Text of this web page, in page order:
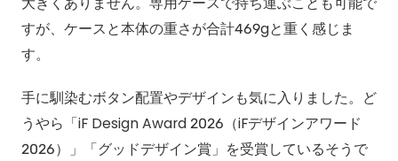
すが、ケースと本体の重さが合計469gと重く感じま
す。
手に馴染むボタン配置やデザインも気に入りました。ど
うやら「iF Design Award 2026（iFデザインアワード
2026）」「グッドデザイン賞」を受賞しているそうで